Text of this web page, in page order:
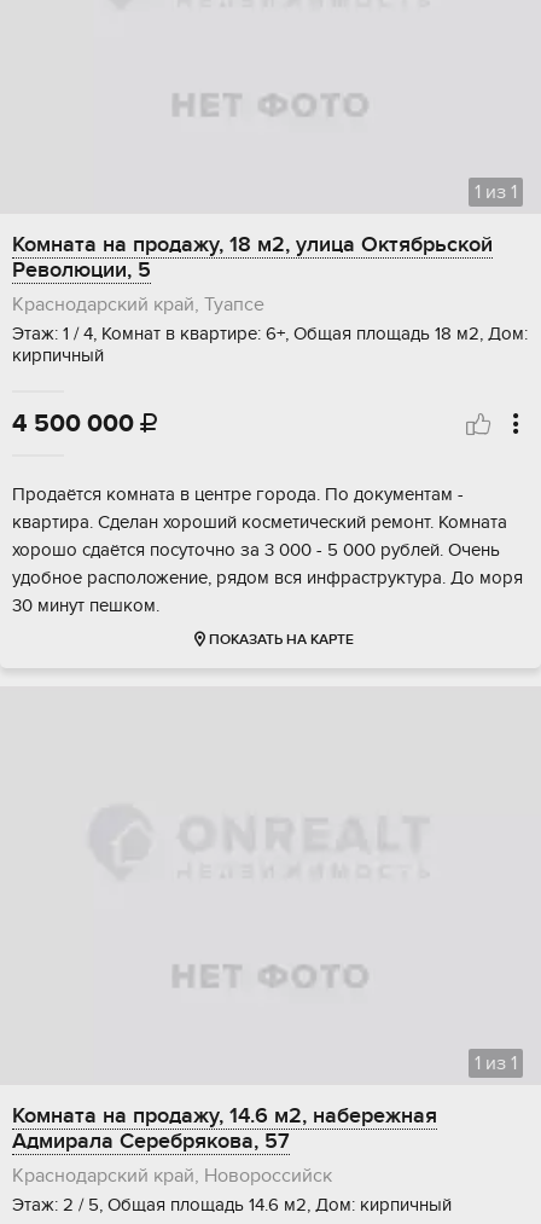
1 из 1
Комната на продажу, 18 м2, улица Октябрьской
Революции, 5
Краснодарский край, Туапсе
Этаж: 1 / 4, Комнат в квартире: 6+, Общая площадь 18 м2, Дом:
кирпичный
4 500 000 
Продаётся комната в центре города. По документам -
квартира. Сделан хороший косметический ремонт. Комната
хорошо сдаётся посуточно за 3 000 - 5 000 рублей. Очень
удобное расположение, рядом вся инфраструктура. До моря
30 минут пешком.
ПОКАЗАТЬ НА КАРТЕ
1 из 1
Комната на продажу, 14.6 м2, набережная
Адмирала Серебрякова, 57
Краснодарский край, Новороссийск
Этаж: 2 / 5, Общая площадь 14.6 м2, Дом: кирпичный